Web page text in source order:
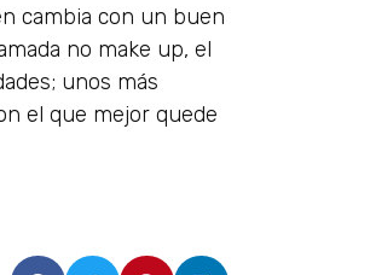
cambia con un buen
no make up, el
unos más
el que mejor quede